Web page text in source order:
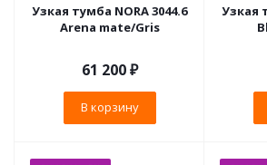
Узкая тумба NORA 3044.6
Arena mate/Gris
61 200₽
В корзину
Узкая